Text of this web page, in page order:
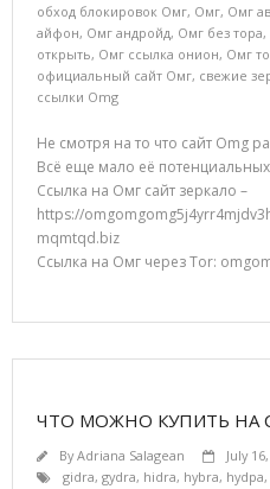
обход блокировок Омг, Омг, Омг
айфон, Омг андройд, Омг без тора,
открыть, Омг ссылка онион, Омг
официальный сайт Омг, свежие
ссылки Omg
Не смотря на то что сайт Omg
Всё еще мало её
Ссылка на Омг сайт зеркало –
https://
mqmtqd.biz
Ссылка на Омг через Tor:
ЧТО МОЖНО КУПИТЬ НА
ByAdriana Salagean July
gidra, gydra, hidra, hybra, hydpa,